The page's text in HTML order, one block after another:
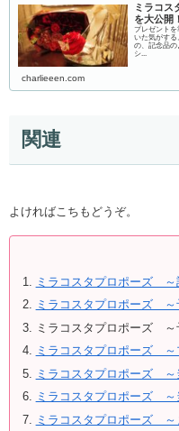
ミラコス
を大公開
プレゼントを
いた気がする
の、記念品の
シ...
charlieeen.com
関連
よければこちもどうぞ。
ミラコスタプロポーズ ～
ミラコスタプロポーズ ～
ミラコスタプロポーズ ～
ミラコスタプロポーズ ～
ミラコスタプロポーズ ～
ミラコスタプロポーズ ～
ミラコスタプロポーズ ～